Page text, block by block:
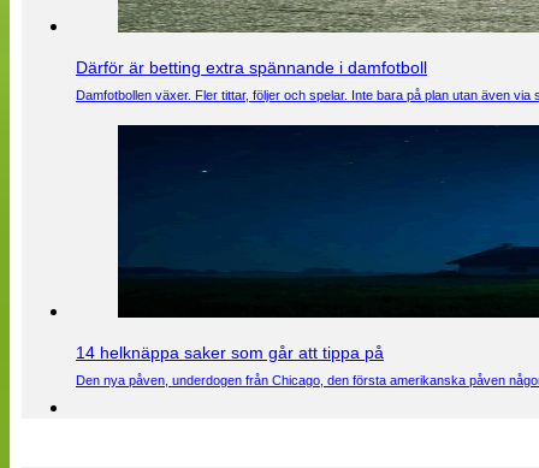
Därför är betting extra spännande i damfotboll
Damfotbollen växer. Fler tittar, följer och spelar. Inte bara på plan utan även
14 helknäppa saker som går att tippa på
Den nya påven, underdogen från Chicago, den första amerikanska påven